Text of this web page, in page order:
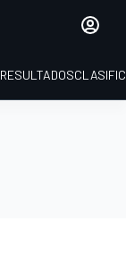
RESULTADOS